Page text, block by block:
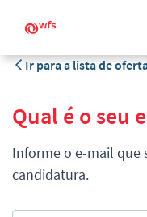
Ir para a lista de
Qual é o seu
Informe o e-mail que
candidatura.